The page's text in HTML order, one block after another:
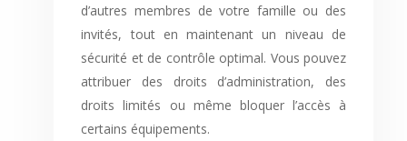
d’autres membres de votre famille ou des
invités, tout en maintenant un niveau de
sécurité et de contrôle optimal. Vous pouvez
attribuer des droits d’administration, des
droits limités ou même bloquer l’accès à
certains équipements.